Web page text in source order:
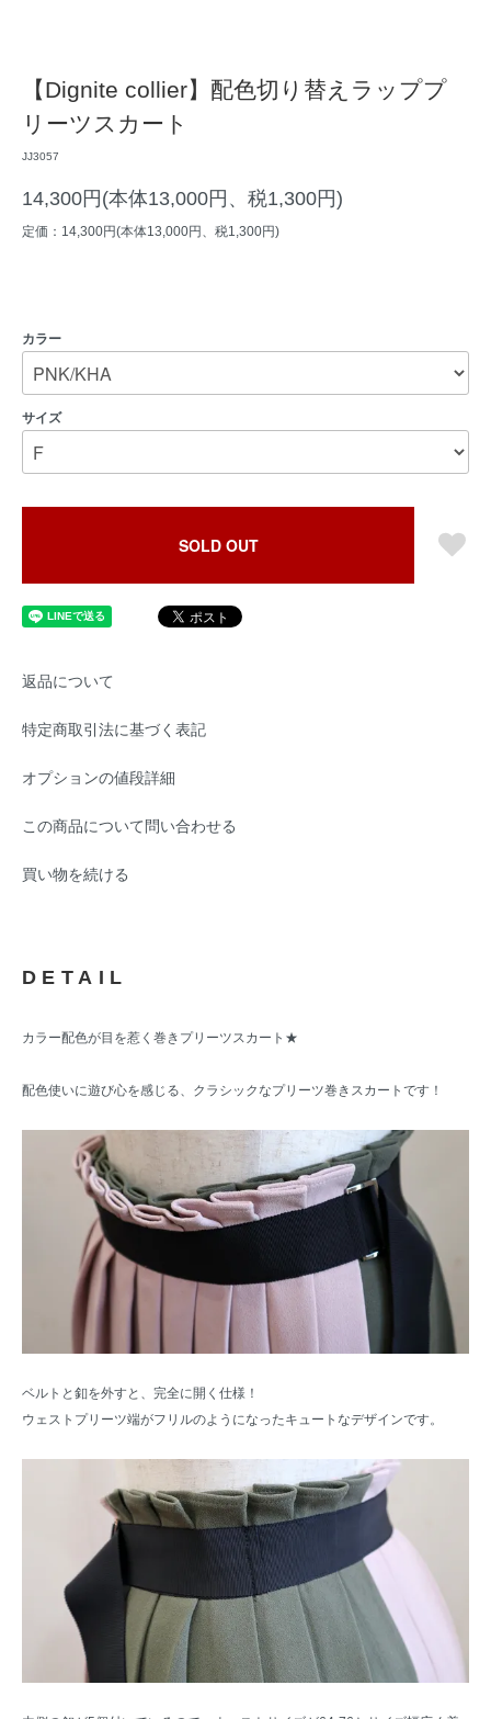
【Dignite collier】配色切り替えラッププ
リーツスカート
JJ3057
14,300円(本体13,000円、税1,300円)
定価：14,300円(本体13,000円、税1,300円)
カラー
サイズ
SOLD OUT
返品について
特定商取引法に基づく表記
オプションの値段詳細
この商品について問い合わせる
買い物を続ける
DETAIL
カラー配色が目を惹く巻きプリーツスカート★
配色使いに遊び心を感じる、クラシックなプリーツ巻きスカートです！
ベルトと釦を外すと、完全に開く仕様！
ウェストプリーツ端がフリルのようになったキュートなデザインです。